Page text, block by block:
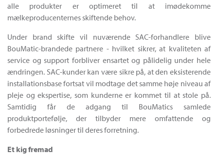
alle produkter er optimeret til at imødekomme
mælkeproducenternes skiftende behov.
Under brand skifte vil nuværende SAC-forhandlere blive
BouMatic-brandede partnere - hvilket sikrer, at kvaliteten af
service og support forbliver ensartet og pålidelig under hele
ændringen. SAC-kunder kan være sikre på, at den eksisterende
installationsbase fortsat vil modtage det samme høje niveau af
pleje og ekspertise, som kunderne er kommet til at stole på.
Samtidig får de adgang til BouMatics samlede
produktportefølje, der tilbyder mere omfattende og
forbedrede løsninger til deres forretning.
Et kig fremad